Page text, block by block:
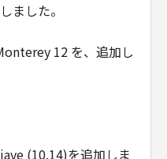
ました。
12 を、追加し
(10.14)を追加しま